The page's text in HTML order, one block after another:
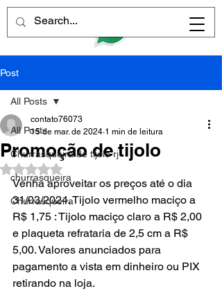
Post
All Posts
Churrasqueira de tijolo rj
churrasqueira
Churrasqueira
All Posts
Promoção de tijolo
contato76073
15 de mar. de 2024 1 min de leitura
Avaliado com NaN de 5 estrelas.
Venha aproveitar os preços até o dia
31/03/2024. Tijolo vermelho maciço a
R$ 1,75 : Tijolo maciço claro a R$ 2,00
e plaqueta refrataria de 2,5 cm a R$
5,00. Valores anunciados para
pagamento a vista em dinheiro ou PIX
retirando na loja.